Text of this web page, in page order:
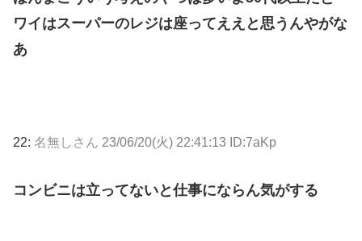
ワイはスーパーのレジは座ってええと思うんやがな
あ
22: 名無しさん 23/06/20(火) 22:41:13 ID:7aKp
コンビニは立ってないと仕事にならん気がする